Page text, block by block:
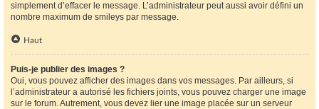
simplement d’effacer le message. L’administrateur peut aussi avoir défini un
nombre maximum de smileys par message.
Haut
Puis-je publier des images ?
Oui, vous pouvez afficher des images dans vos messages. Par ailleurs, si
l’administrateur a autorisé les fichiers joints, vous pouvez charger une image
sur le forum. Autrement, vous devez lier une image placée sur un serveur